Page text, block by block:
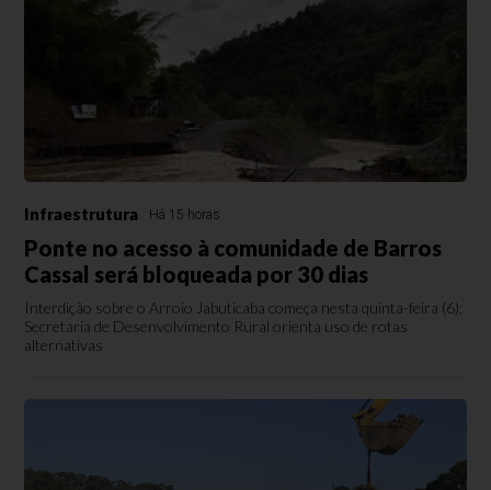
Infraestrutura Há 15 horas
Ponte no acesso à comunidade de Barros
Cassal será bloqueada por 30 dias
Interdição sobre o Arroio Jabuticaba começa nesta quinta-feira (6);
Secretaria de Desenvolvimento Rural orienta uso de rotas
alternativas